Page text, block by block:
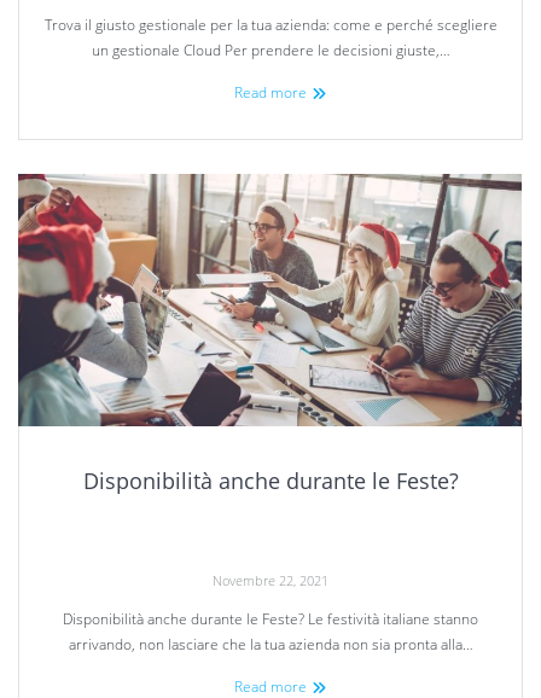
Trova il giusto gestionale per la tua azienda: come e perché scegliere
un gestionale Cloud Per prendere le decisioni giuste,…
Read more
Disponibilità anche durante le Feste?
Novembre 22, 2021
Disponibilità anche durante le Feste? Le festività italiane stanno
arrivando, non lasciare che la tua azienda non sia pronta alla…
Read more